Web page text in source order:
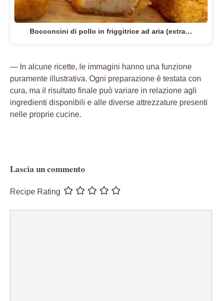
Bocconcini di pollo in friggitrice ad aria (extra…
— In alcune ricette, le immagini hanno una funzione
puramente illustrativa. Ogni preparazione è testata con
cura, ma il risultato finale può variare in relazione agli
ingredienti disponibili e alle diverse attrezzature presenti
nelle proprie cucine.
Lascia un commento
Recipe Rating